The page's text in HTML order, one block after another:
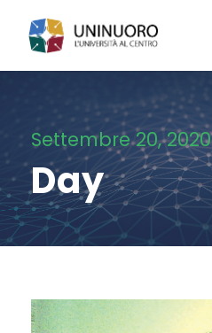
Settembre 20, 2020
Day